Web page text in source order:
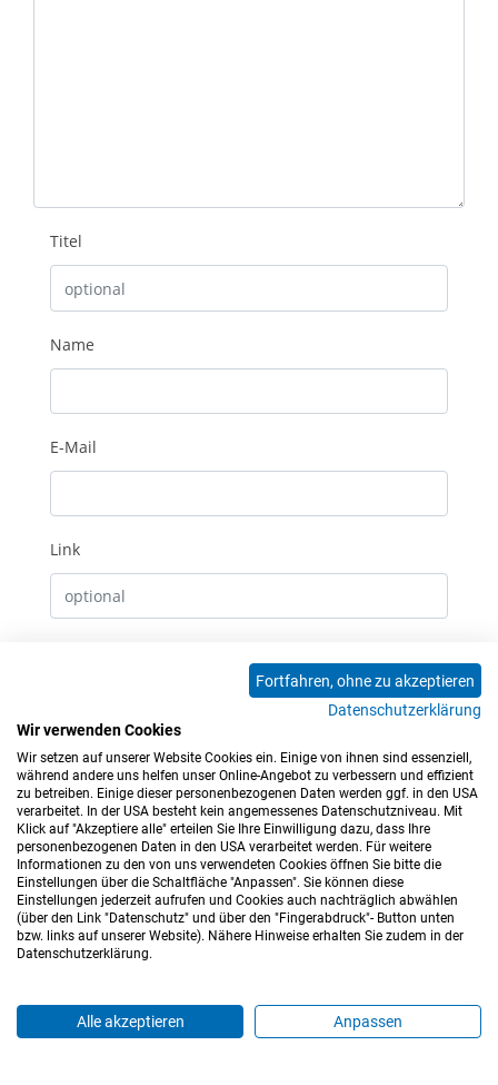
Titel
Name
E-Mail
Link
0 Kommentare
Impressum Datenschutz Barrierefreiheitserklärung
Hinweisgeberkanal Blog Mitarbeiter*innen
Fortfahren, ohne zu akzeptieren
Datenschutzerklärung
Wir verwenden Cookies
Wir setzen auf unserer Website Cookies ein. Einige von ihnen sind essenziell,
während andere uns helfen unser Online-Angebot zu verbessern und effizient
zu betreiben. Einige dieser personenbezogenen Daten werden ggf. in den USA
verarbeitet. In der USA besteht kein angemessenes Datenschutzniveau. Mit
Klick auf "Akzeptiere alle" erteilen Sie Ihre Einwilligung dazu, dass Ihre
personenbezogenen Daten in den USA verarbeitet werden. Für weitere
Informationen zu den von uns verwendeten Cookies öffnen Sie bitte die
Einstellungen über die Schaltfläche "Anpassen". Sie können diese
Einstellungen jederzeit aufrufen und Cookies auch nachträglich abwählen
(über den Link "Datenschutz" und über den "Fingerabdruck"- Button unten
bzw. links auf unserer Website). Nähere Hinweise erhalten Sie zudem in der
Datenschutzerklärung.
Alle akzeptieren Anpassen